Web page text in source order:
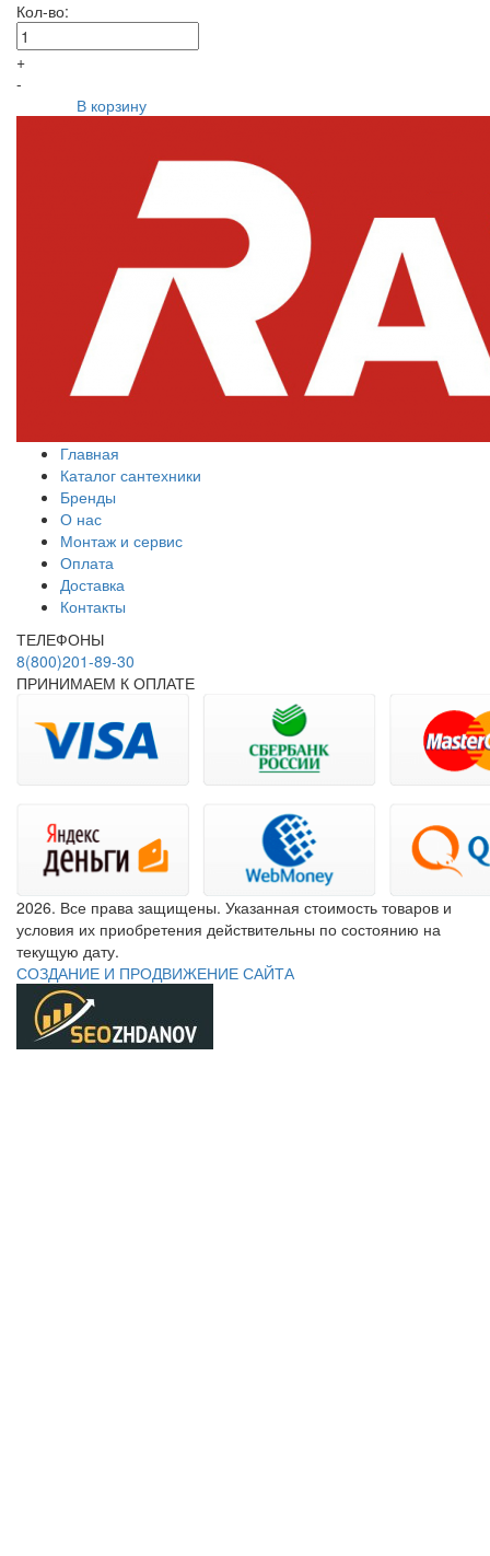
Кол-во:
+
-
В корзину
Главная
Каталог сантехники
Бренды
О нас
Монтаж и сервис
Оплата
Доставка
Контакты
ТЕЛЕФОНЫ
8(800)201-89-30
ПРИНИМАЕМ К ОПЛАТЕ
2026. Все права защищены. Указанная стоимость товаров и
условия их приобретения действительны по состоянию на
текущую дату.
СОЗДАНИЕ И ПРОДВИЖЕНИЕ САЙТА